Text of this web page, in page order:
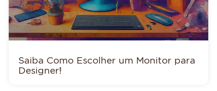
Saiba Como Escolher um Monitor para
Designer!